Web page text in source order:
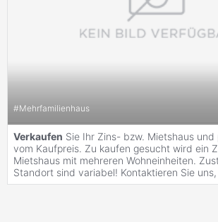
#Mehrfamilienhaus
Verkaufen Sie Ihr Zins- bzw. Mietshaus
vom Kaufpreis. Zu kaufen gesucht wird ein
Mietshaus mit mehreren Wohneinheiten.
Standort sind variabel! Kontaktieren Sie uns,